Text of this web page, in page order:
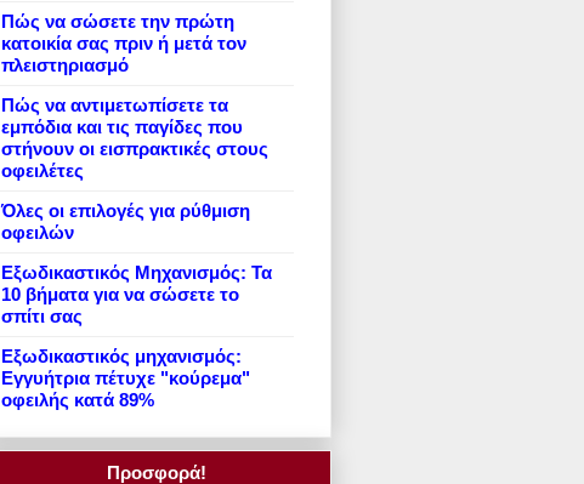
Πώς να σώσετε την πρώτη
κατοικία σας πριν ή μετά τον
πλειστηριασμό
Πώς να αντιμετωπίσετε τα
εμπόδια και τις παγίδες που
στήνουν οι εισπρακτικές στους
οφειλέτες
Όλες οι επιλογές για ρύθμιση
οφειλών
Εξωδικαστικός Μηχανισμός: Τα
10 βήματα για να σώσετε το
σπίτι σας
Εξωδικαστικός μηχανισμός:
Εγγυήτρια πέτυχε "κούρεμα"
οφειλής κατά 89%
Προσφορά!